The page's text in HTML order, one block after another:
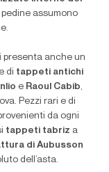
pedine assumono
presenta anche un
di tappeti antichi
e Raoul Cabib,
Pezzi rari e di
da ogni
tappeti tabriz a
di Aubusson
dell’asta.